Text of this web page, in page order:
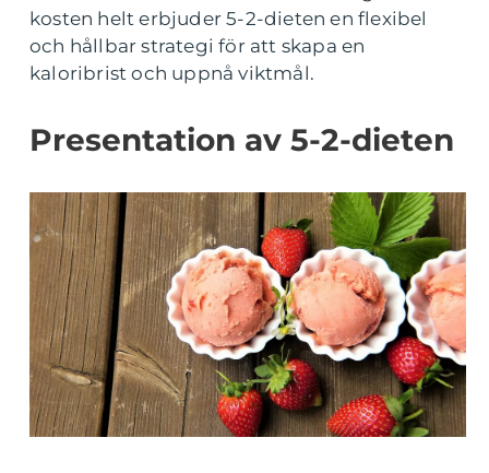
kosten helt erbjuder 5-2-dieten en flexibel
och hållbar strategi för att skapa en
kaloribrist och uppnå viktmål.
Presentation av 5-2-dieten